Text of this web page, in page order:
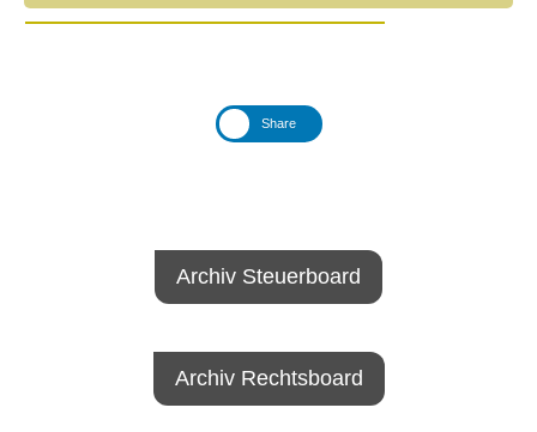
Share
Archiv Steuerboard
Archiv Rechtsboard